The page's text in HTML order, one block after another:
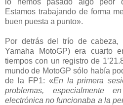
Estamos trabajando de forma
buen puesta a punto».
Por detrás del trío de cabeza,
Yamaha MotoGP) era cuarto
tiempos con un registro de
mundo de MotoGP sólo había
de la FP1: «En la primera
problemas, especialmente
electrónica no funcionaba a la